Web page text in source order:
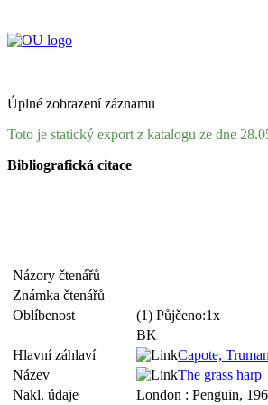
Úplné zobrazení záznamu
Toto je statický export z katalogu ze dne
Bibliografická citace
Názory čtenářů
Známka čtenářů
Oblíbenost
(1) Půjčeno:1x
BK
Hlavní záhlaví
Capote,
Název
The grass harp
Nakl. údaje
London : Penguin,